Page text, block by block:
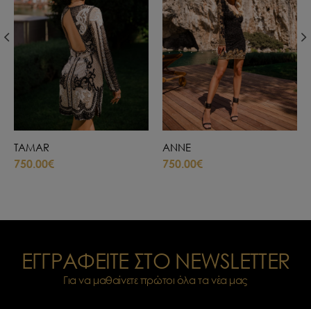
TAMAR
750.00€
ANNE
750.00€
ΕΓΓΡΑΦΕΙΤΕ ΣΤΟ NEWSLETTER
Για να μαθαίνετε πρώτοι όλα τα νέα μας